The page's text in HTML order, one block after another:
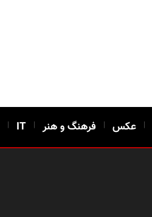
| عکس | فرهنگ و هنر |
IT
|